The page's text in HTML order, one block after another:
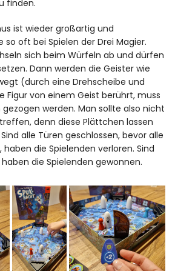
finden.
ist wieder großartig und
oft bei Spielen der Drei Magier.
sich beim Würfeln ab und dürfen
Dann werden die Geister wie
(durch eine Drehscheibe und
Figur von einem Geist berührt, muss
werden. Man sollte also nicht
denn diese Plättchen lassen
alle Türen geschlossen, bevor alle
die Spielenden verloren. Sind
die Spielenden gewonnen.